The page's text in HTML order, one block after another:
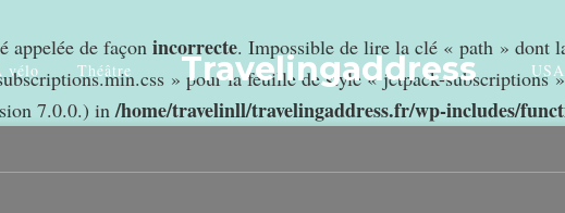
appelée de façon incorrecte. Impossible de lire la clé « path » dont
» pour la feuille de style « jetpack-
7.0.0.) in/home/travelinll/travelingaddress.fr/wp-includes/
vélo Théâtre Travelingaddress USA